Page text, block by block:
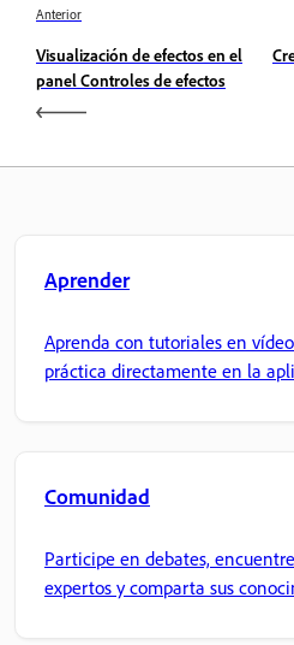
Anterior
Visualización de efectos en el
panel Controles de efectos
Aprender
Aprenda con tutoriales en
práctica directamente en la
Comunidad
Participe en debates,
expertos y comparta sus